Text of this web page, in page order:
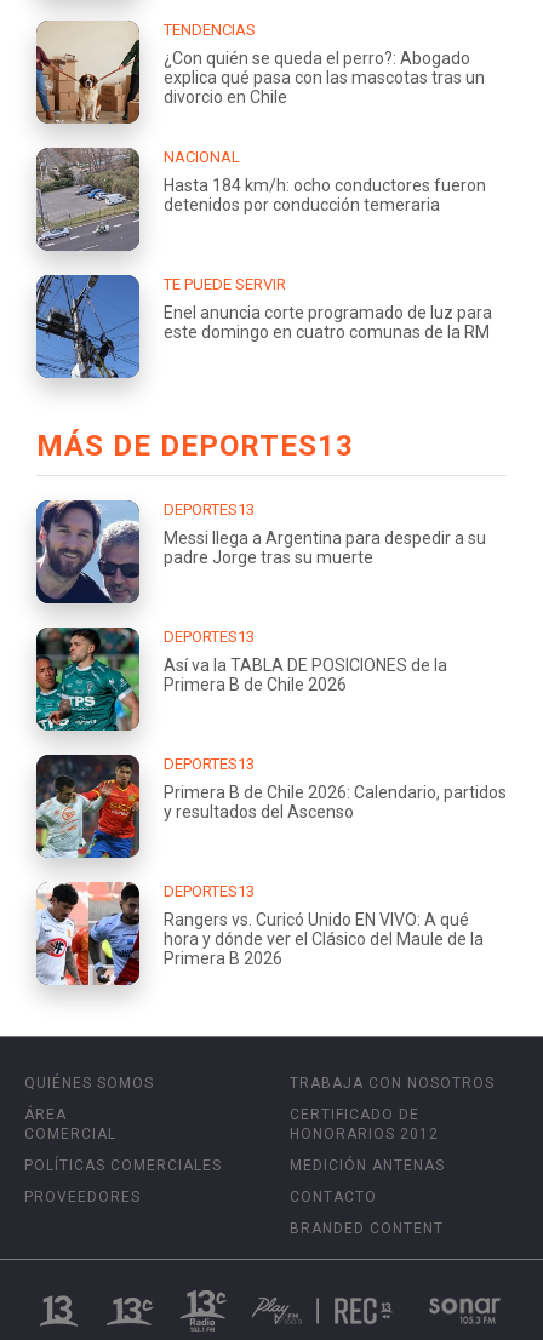
TENDENCIAS
¿Con quién se queda el perro?: Abogado
explica qué pasa con las mascotas tras un
divorcio en Chile
NACIONAL
Hasta 184 km/h: ocho conductores fueron
detenidos por conducción temeraria
TE PUEDE SERVIR
Enel anuncia corte programado de luz para
este domingo en cuatro comunas de la RM
MÁS DE DEPORTES13
DEPORTES13
Messi llega a Argentina para despedir a su
padre Jorge tras su muerte
DEPORTES13
Así va la TABLA DE POSICIONES de la
Primera B de Chile 2026
DEPORTES13
Primera B de Chile 2026: Calendario, partidos
y resultados del Ascenso
DEPORTES13
Rangers vs. Curicó Unido EN VIVO: A qué
hora y dónde ver el Clásico del Maule de la
Primera B 2026
QUIÉNES SOMOS
ÁREA
COMERCIAL
POLÍTICAS COMERCIALES
PROVEEDORES
TRABAJA CON NOSOTROS
CERTIFICADO DE
HONORARIOS 2012
MEDICIÓN ANTENAS
CONTACTO
BRANDED CONTENT